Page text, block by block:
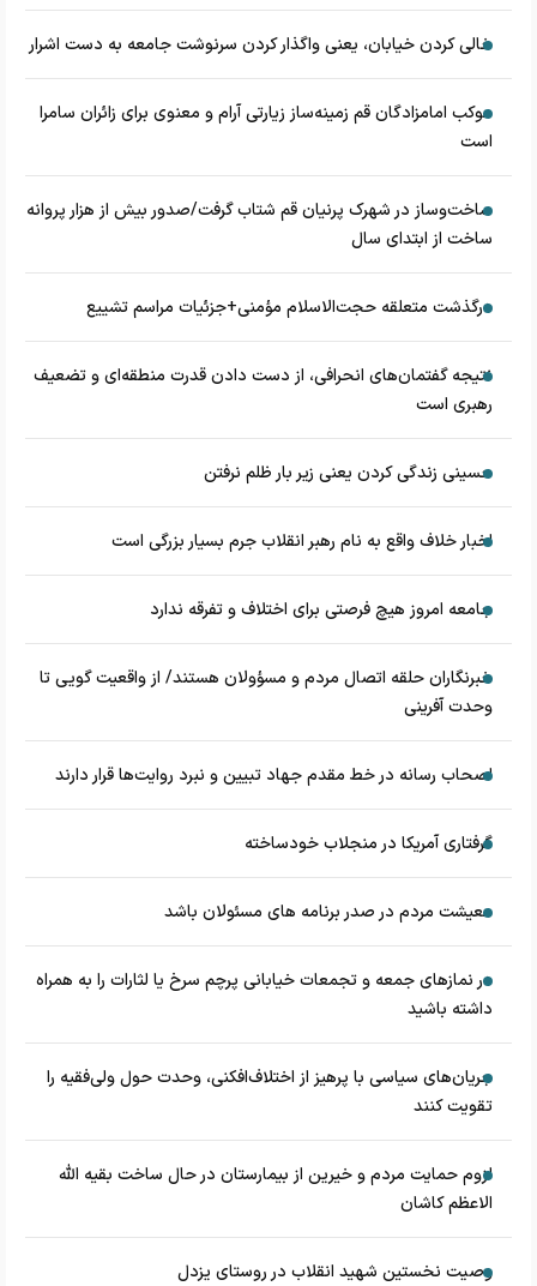
خالی کردن خیابان، یعنی واگذار کردن سرنوشت جامعه به دست اشرار
موکب امامزادگان قم زمینه‌ساز زیارتی آرام و معنوی برای زائران سامرا
است
ساخت‌وساز در شهرک پرنیان قم شتاب گرفت/صدور بیش از هزار پروانه
ساخت از ابتدای سال
درگذشت متعلقه حجت‌الاسلام مؤمنی+جزئیات مراسم تشییع
نتیجه گفتمان‌های انحرافی، از دست دادن قدرت منطقه‌ای و تضعیف
رهبری است
حسینی زندگی کردن یعنی زیر بار ظلم نرفتن
اخبار خلاف واقع به نام رهبر انقلاب جرم بسیار بزرگی است
جامعه امروز هیچ فرصتی برای اختلاف و تفرقه ندارد
خبرنگاران حلقه اتصال مردم و مسؤولان هستند/ از واقعیت گویی تا
وحدت آفرینی
اصحاب رسانه در خط مقدم جهاد تبیین و نبرد روایت‌ها قرار دارند
گرفتاری آمریکا در منجلاب خودساخته
معیشت مردم در صدر برنامه های مسئولان باشد
در نماز‌های جمعه و تجمعات خیابانی پرچم سرخ یا لثارات را به همراه
داشته باشید
جریان‌های سیاسی با پرهیز از اختلاف‌افکنی، وحدت حول ولی‌فقیه را
تقویت کنند
لزوم حمایت مردم و خیرین از بیمارستان در حال ساخت بقیه الله
الاعظم کاشان
وصیت نخستین شهید انقلاب در روستای یزدل